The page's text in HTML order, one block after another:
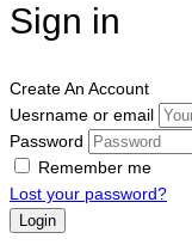
Sign in
Create An Account
Uesrname or email
Password
Remember me
Lost your password?